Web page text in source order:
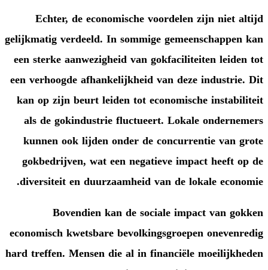
Echter, de economische
gelijkmatig verdeeld. In sommige
een sterke aanwezigheid van
een verhoogde afhankelijkheid
kan op zijn beurt leiden tot
als de gokindustrie
kunnen ook lijden onder de
gokbedrijven, wat een
diversiteit en duurzaamheid
Bovendien kan de
economisch kwetsbare
hard treffen. Mensen die al in